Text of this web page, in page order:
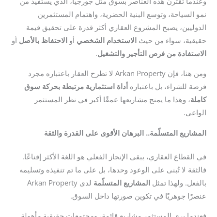
نمو السياحة، وتوسع البنية الحضرية، واهتمام المستثمرين
الدوليين، يصبح المشروع العقاري أكثر قدرة على تحقيق قيمة
حقيقية، سواء من حيثالاستخدام الشخصي أوالاحتفاظ بالأصل أو
الاستفادة من فرص التأجير والتشغيل.
ومن هنا، فإن Arkan Property لا تطرح العقار باعتباره مجرد
فرصة للشراء، بل باعتبارهأداة استثمارية مرتبطة بحركة سوق
كاملة، وهذا ما يمنح مشاريعها عمقًا أكبر في نظر المستثمر
الواعي.
المشاريع المتسلّمة.. البرهان الأقوى على القدرة والثقة
في القطاع العقاري، يبقى الإنجاز الفعلي هو اللغة الأكثر إقناعًا.
فالثقة لا تُبنى على الوعود وحدها، بل على ما تم تنفيذه وتسليمه
بالفعل. ولهذا تمثلالمشاريع المتسلّمة
لدى Arkan Property
عنصرًا جوهريًا في تكوين صورتها داخل السوق.